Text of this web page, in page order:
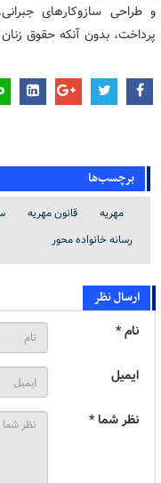
و طراحی سازوکارهای
پرداخت، بدون آنکه حقوق
برچسب‌ها
مهریه قانون مهریه
رسانه خانواده محور
ارسال نظر
نام *
ایمیل
نظر شما *